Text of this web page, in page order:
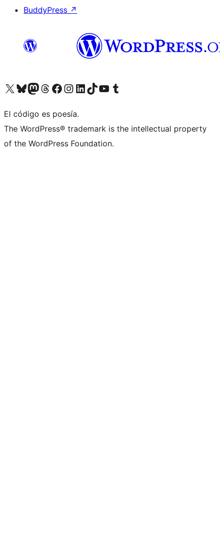
BuddyPress ↗
Visita nuestra cuenta de X (anteriormente Twitter)
Visita nuestra cuenta de Bluesky
Visita nuestra cuenta de Mastodon
Visita nuestra cuenta de Threads
Visita nuestra página de Facebook
Visita nuestra cuenta de Instagram
Visita nuestra cuenta de LinkedIn
Visita nuestra cuenta de TikTok
Visita nuestro canal de YouTube
Visita nuestra cuenta de Tumblr
El código es poesía.
The WordPress® trademark is the intellectual property
of the WordPress Foundation.